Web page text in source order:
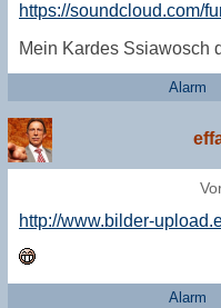
https://soundcloud.com/
Mein Kardes Ssiawosch
Alarm
http://www.bilder-
Alarm